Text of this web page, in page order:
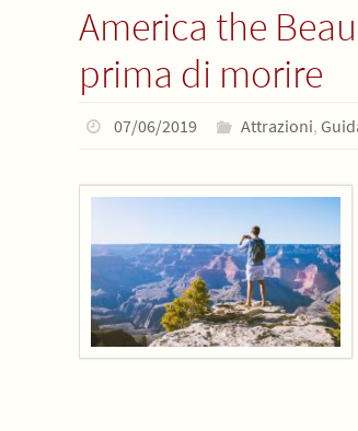
America the
prima di morire
07/06/2019 Attrazioni,